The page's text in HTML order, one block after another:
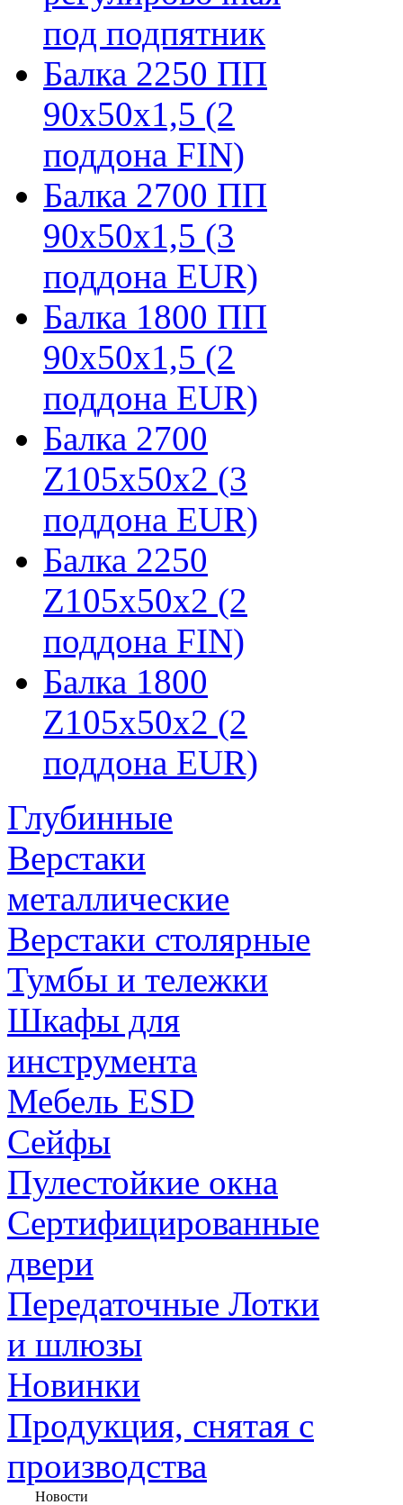
под подпятник
Балка 2250 ПП
90х50х1,5 (2
поддона FIN)
Балка 2700 ПП
90х50х1,5 (3
поддона EUR)
Балка 1800 ПП
90х50х1,5 (2
поддона EUR)
Балка 2700
Z105х50х2 (3
поддона EUR)
Балка 2250
Z105х50х2 (2
поддона FIN)
Балка 1800
Z105х50х2 (2
поддона EUR)
Глубинные
Верстаки
металлические
Верстаки столярные
Тумбы и тележки
Шкафы для
инструмента
Мебель ESD
Сейфы
Пулестойкие окна
Сертифицированные
двери
Передаточные Лотки
и шлюзы
Новинки
Продукция, снятая с
производства
Новости